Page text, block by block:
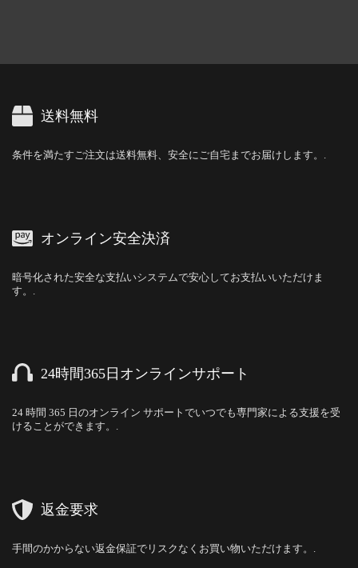
送料無料
条件を満たすご注文は送料無料、安全にご自宅までお届けします。.
オンライン安全決済
暗号化された安全な支払いシステムで安心してお支払いいただけま
す。.
24時間365日オンラインサポート
24 時間 365 日のオンライン サポートでいつでも専門家による支援を受
けることができます。.
返金要求
手間のかからない返金保証でリスクなくお買い物いただけます。.